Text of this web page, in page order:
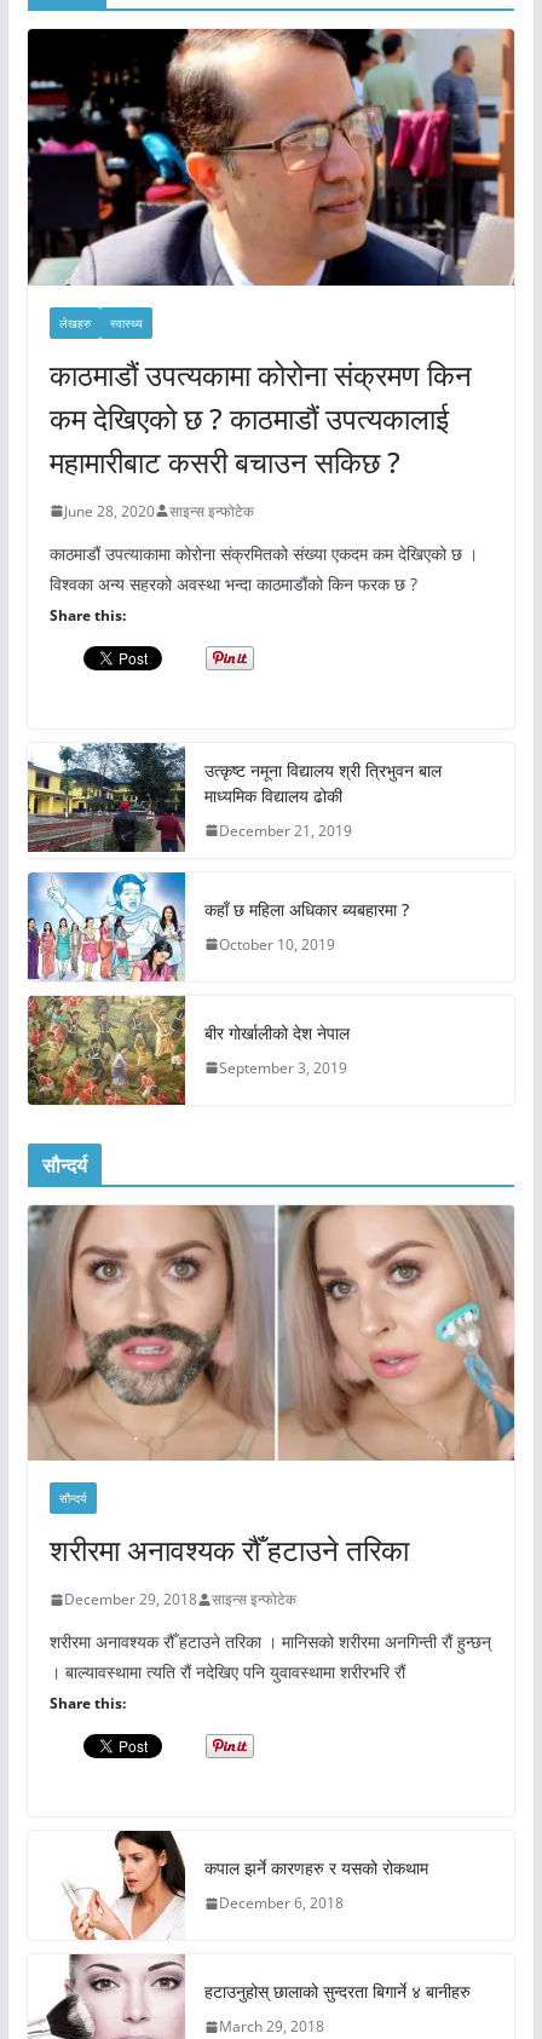
लेखहरु स्वास्थ्य
काठमाडौं उपत्यकामा कोरोना संक्रमण किन
कम देखिएको छ ? काठमाडौं उपत्यकालाई
महामारीबाट कसरी बचाउन सकिछ ?
June 28, 2020 साइन्स इन्फोटेक
काठमाडौं उपत्याकामा कोरोना संक्रमितको संख्या एकदम कम देखिएको छ ।
विश्वका अन्य सहरको अवस्था भन्दा काठमाडौंको किन फरक छ ?
Share this:
उत्कृष्ट नमूना विद्यालय श्री त्रिभुवन बाल
माध्यमिक विद्यालय ढोकी
December 21, 2019
कहाँ छ महिला अधिकार ब्यबहारमा ?
October 10, 2019
बीर गोर्खालीको देश नेपाल
September 3, 2019
सौन्दर्य
सौन्दर्य
शरीरमा अनावश्यक रौँ हटाउने तरिका
December 29, 2018 साइन्स इन्फोटेक
शरीरमा अनावश्यक रौँ हटाउने तरिका । मानिसको शरीरमा अनगिन्ती रौं हुन्छन्
। बाल्यावस्थामा त्यति रौं नदेखिए पनि युवावस्थामा शरीरभरि रौं
Share this:
कपाल झर्ने कारणहरु र यसको रोकथाम
December 6, 2018
हटाउनुहोस् छालाको सुन्दरता बिगार्ने ४ बानीहरु
March 29, 2018